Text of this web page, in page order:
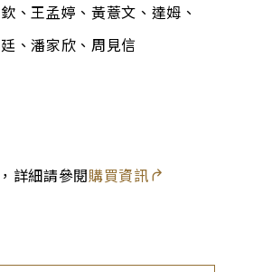
、王孟婷、黃薏文、達姆、
、潘家欣、周見信
詳細請參閱購買資訊